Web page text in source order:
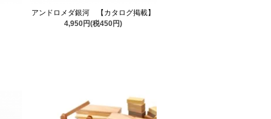
アンドロメダ銀河 【カタログ掲載】
4,950円(税450円)